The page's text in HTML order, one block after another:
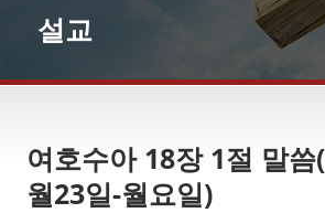
설교
여호수아 18장 1절 말
월23일-월요일)